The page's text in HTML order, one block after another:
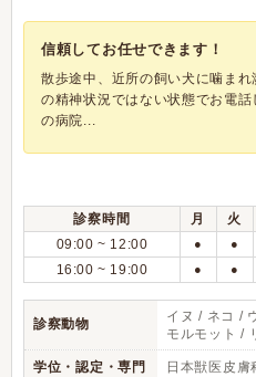
信頼してお任せできます！
散歩途中、近所の飼い犬に噛ま
の精神状況ではない状態でお電
の病院...
診察時間 月 火
09:00 ~ 12:00
● ●
16:00 ~ 19:00 ● ●
診察動物
イヌ / ネコ /
モルモット /
学位・認定・専門 日本獣医皮膚